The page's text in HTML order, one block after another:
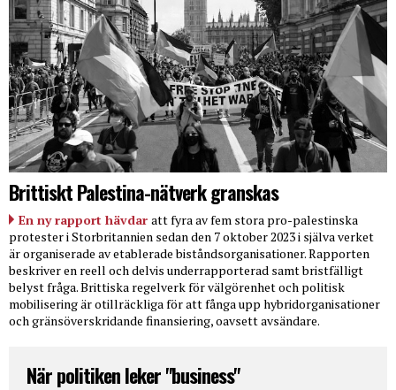
Brittiskt Palestina-nätverk granskas
En ny rapport hävdar att fyra av fem stora pro-palestinska
protester i Storbritannien sedan den 7 oktober 2023 i själva verket
är organiserade av etablerade biståndsorganisationer. Rapporten
beskriver en reell och delvis underrapporterad samt bristfälligt
belyst fråga. Brittiska regelverk för välgörenhet och politisk
mobilisering är otillräckliga för att fånga upp hybridorganisationer
och gränsöverskridande finansiering, oavsett avsändare.
När politiken leker "business"